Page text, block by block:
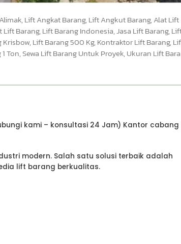
Lift Angkat Barang, Lift Angkut Barang, Alat Lift
Barang, Lift Barang Indonesia, Jasa Lift Barang,
Lift Barang 500 Kg, Kontraktor Lift Barang,
Sewa Lift Barang Untuk Proyek, Ukuran Lift
kami – konsultasi 24 Jam) Kantor cabang
modern. Salah satu solusi terbaik adalah
lift barang berkualitas.